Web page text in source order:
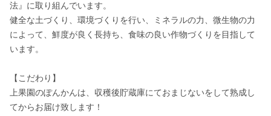
法』に取り組んでいます。
健全な土づくり、環境づくりを行い、ミネラルの力、微生物の力
によって、鮮度が良く長持ち、食味の良い作物づくりを目指して
います。
【こだわり】
上果園のぽんかんは、収穫後貯蔵庫にておまじないをして熟成し
てからお届け致します！